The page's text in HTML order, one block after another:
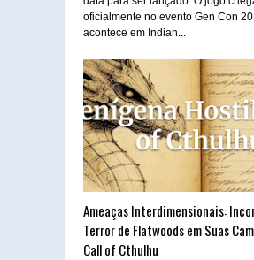
oficialmente no evento Gen Con
acontece em Indian...
Ameaças Interdimensionais:
Terror de Flatwoods em Suas
Call of Cthulhu